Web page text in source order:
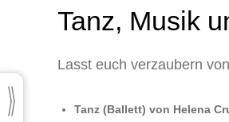
Tanz, Musik
Lasst euch verzaubern
Tanz (Ballett) von Helena